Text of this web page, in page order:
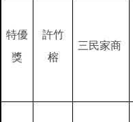
特優
獎
許竹
榕
三民家商